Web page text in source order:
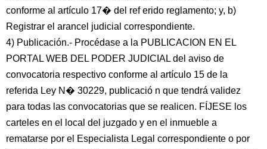
conforme al artículo 17� del ref erido reglamento; y, b)
Registrar el arancel judicial correspondiente.
4) Publicación.- Procédase a la PUBLICACION EN EL
PORTAL WEB DEL PODER JUDICIAL del aviso de
convocatoria respectivo conforme al artículo 15 de la
referida Ley N� 30229, publicació n que tendrá validez
para todas las convocatorias que se realicen. FÍJESE los
carteles en el local del juzgado y en el inmueble a
rematarse por el Especialista Legal correspondiente o por